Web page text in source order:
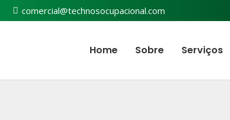
comercial@technosocupacional.com
Home Sobre Serviços